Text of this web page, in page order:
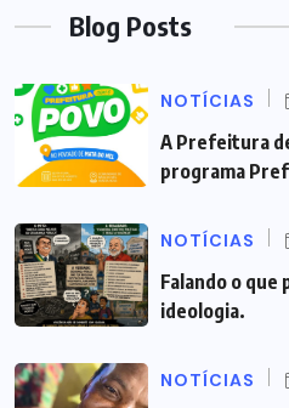
Blog Posts
NOTÍCIAS
A Prefeitura
programa
NOTÍCIAS
Falando o que
ideologia.
NOTÍCIAS